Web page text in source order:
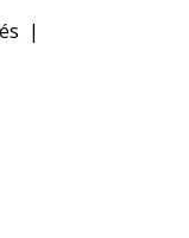
|